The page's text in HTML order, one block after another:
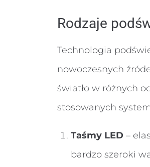
Rodzaje
Technologia
nowoczesnych
światło w różnych
stosowanych
Taśmy LED –
bardzo szeroki